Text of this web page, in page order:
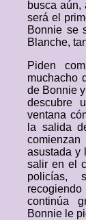
busca aún,
será el
Bonnie se
Blanche,
Piden
muchacho
de Bonnie
descubre
ventana
la salida
asustada y
salir en el
policías,
continúa
Bonnie le